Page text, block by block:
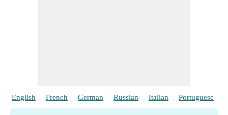
English French German Russian Italian Portuguese